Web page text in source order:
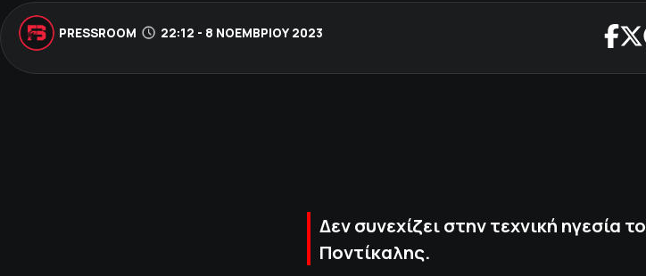
PRESSROOM 22:12 - 8 ΝΟΕΜΒΡΊΟΥ 2023
Δεν συνεχίζει στην τεχνική ηγεσία
Ποντίκαλης.